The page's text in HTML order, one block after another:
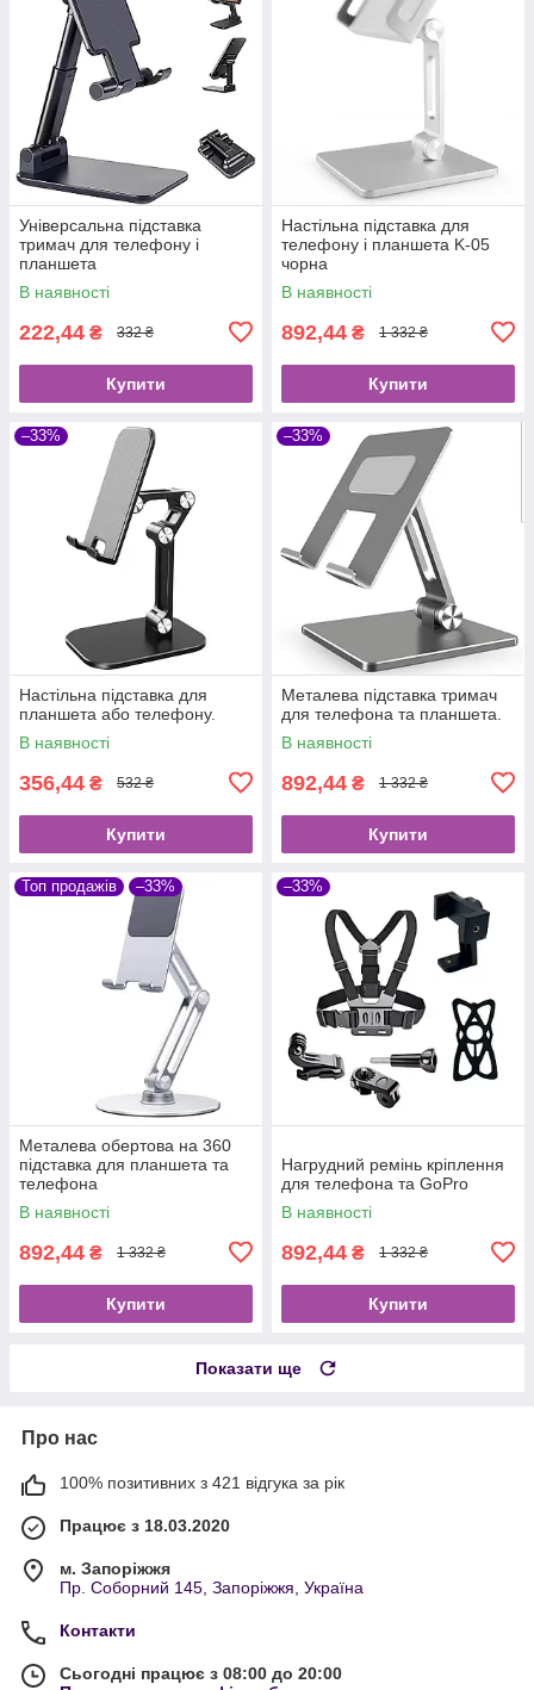
Універсальна підставка
тримач для телефону і
планшета
В наявності
222,44 ₴ 332 ₴
Купити
Настільна підставка для
телефону і планшета K-05
чорна
В наявності
892,44 ₴ 1 332 ₴
Купити
–33%
Настільна підставка для
планшета або телефону.
В наявності
356,44 ₴ 532 ₴
Купити
–33%
Металева підставка тримач
для телефона та планшета.
В наявності
892,44 ₴ 1 332 ₴
Купити
Топ продажів –33%
Металева обертова на 360
підставка для планшета та
телефона
В наявності
892,44 ₴ 1 332 ₴
Купити
–33%
Нагрудний ремінь кріплення
для телефона та GoPro
В наявності
892,44 ₴ 1 332 ₴
Купити
Показати ще
Про нас
100% позитивних з 421 відгука за рік
Працює з 18.03.2020
м. Запоріжжя
Пр. Соборний 145, Запоріжжя, Україна
Контакти
Сьогодні працює з 08:00 до 20:00